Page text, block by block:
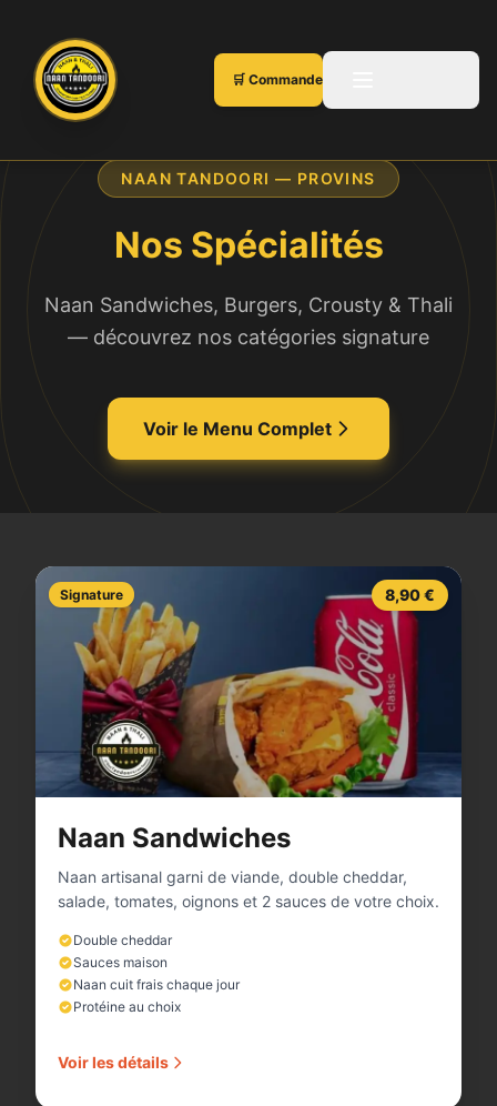
🛒 Commander en ligne
NAAN TANDOORI — PROVINS
Nos Spécialités
Naan Sandwiches, Burgers, Crousty & Thali
— découvrez nos catégories signature
Voir le Menu Complet
8,90 €
Signature
Naan Sandwiches
Naan artisanal garni de viande, double cheddar,
salade, tomates, oignons et 2 sauces de votre choix.
Double cheddar
Sauces maison
Naan cuit frais chaque jour
Protéine au choix
Voir les détails